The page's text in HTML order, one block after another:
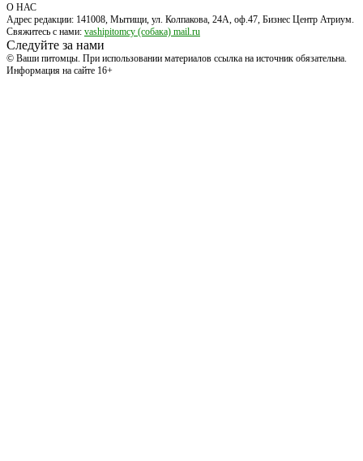
О НАС
Адрес редакции: 141008, Мытищи, ул. Колпакова, 24А, оф.47, Бизнес Центр Атриум.
Свяжитесь с нами: vashipitomcy (собака) mail.ru
Следуйте за нами
© Ваши питомцы. При использовании материалов ссылка на источник обязательна.
Информация на сайте 16+